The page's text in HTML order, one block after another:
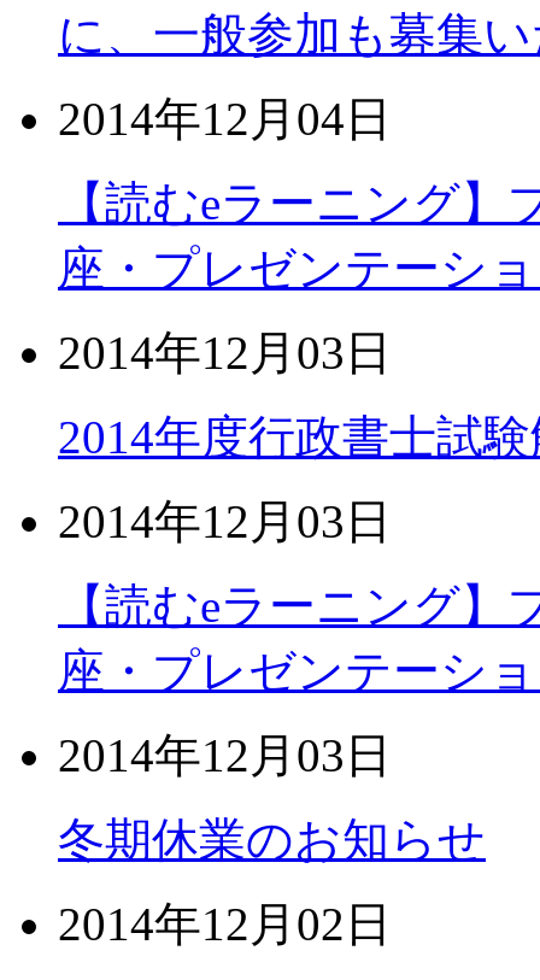
に、一般参加も募集
2014年12月04日
【読むeラーニング
座・プレゼンテーシ
2014年12月03日
2014年度行政書士試
2014年12月03日
【読むeラーニング
座・プレゼンテーシ
2014年12月03日
冬期休業のお知らせ
2014年12月02日